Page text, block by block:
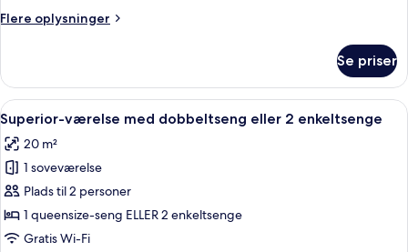
flod
Flere oplysninger
Flere
værelse
udsigt
flod
Se priser
Indlæs
alle
billeder
af
Superior-
værelse
med
Et hotelværelse med en stor seng,
5
Superior-værelse med dobbeltseng eller 2 enkeltsenge
20 m²
1 soveværelse
Plads til 2 personer
1 queensize-seng ELLER 2 enkeltsenge
Gratis Wi-Fi